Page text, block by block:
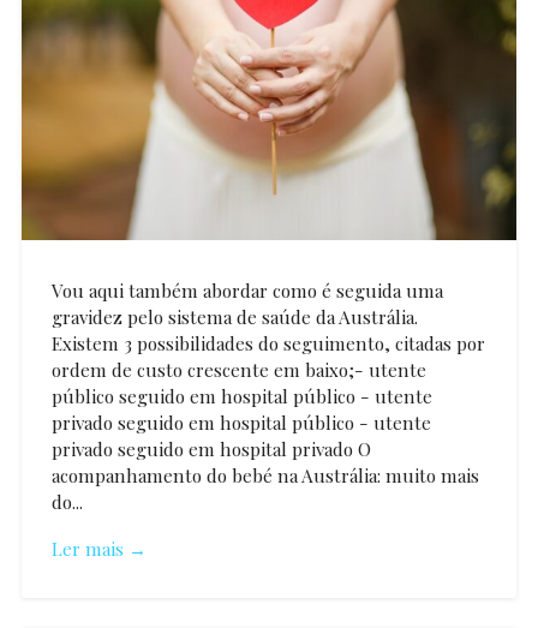
Vou aqui também abordar como é seguida uma
gravidez pelo sistema de saúde da Austrália.
Existem 3 possibilidades do seguimento, citadas por
ordem de custo crescente em baixo;- utente
público seguido em hospital público - utente
privado seguido em hospital público - utente
privado seguido em hospital privado O
acompanhamento do bebé na Austrália: muito mais
do...
Ler mais →